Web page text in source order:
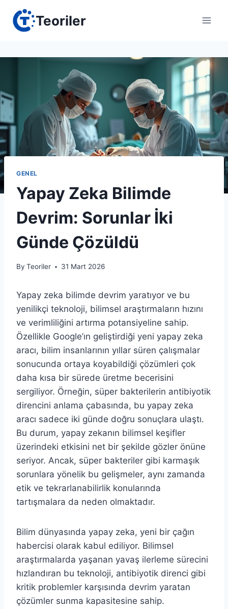
content
Teoriler
GENEL
Yapay Zeka Bilimde
Devrim: Sorunlar İki
Günde Çözüldü
By Teoriler 31 Mart 2026
Yapay zeka bilimde devrim yaratıyor ve bu
yenilikçi teknoloji, bilimsel araştırmaların hızını
ve verimliliğini artırma potansiyeline sahip.
Özellikle Google’ın geliştirdiği yeni yapay zeka
aracı, bilim insanlarının yıllar süren çalışmalar
sonucunda ortaya koyabildiği çözümleri çok
daha kısa bir sürede üretme becerisini
sergiliyor. Örneğin, süper bakterilerin antibiyotik
direncini anlama çabasında, bu yapay zeka
aracı sadece iki günde doğru sonuçlara ulaştı.
Bu durum, yapay zekanın bilimsel keşifler
üzerindeki etkisini net bir şekilde gözler önüne
seriyor. Ancak, süper bakteriler gibi karmaşık
sorunlara yönelik bu gelişmeler, aynı zamanda
etik ve tekrarlanabilirlik konularında
tartışmalara da neden olmaktadır.
Bilim dünyasında yapay zeka, yeni bir çağın
habercisi olarak kabul ediliyor. Bilimsel
araştırmalarda yaşanan yavaş ilerleme sürecini
hızlandıran bu teknoloji, antibiyotik direnci gibi
kritik problemler karşısında devrim yaratan
çözümler sunma kapasitesine sahip.